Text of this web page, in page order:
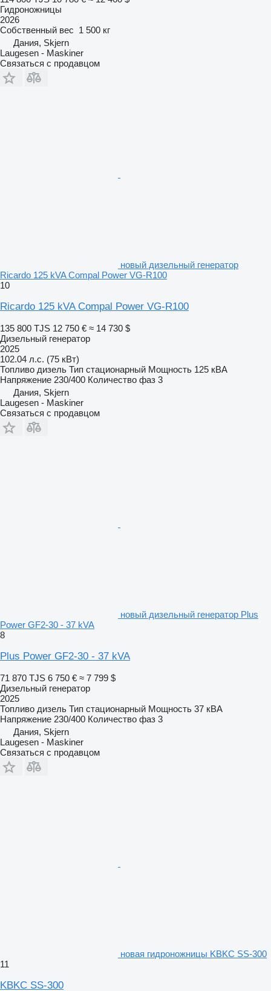
Гидроножницы
2026
Собственный вес 1 500 кг
Дания, Skjern
Laugesen - Maskiner
Связаться с продавцом
новый дизельный генератор
Ricardo 125 kVA Compal Power VG-R100
10
Ricardo 125 kVA Compal Power VG-R100
135 800 TJS 12 750 € ≈ 14 730 $
Дизельный генератор
2025
102.04 л.с. (75 кВт)
Топливо дизель Тип стационарный Мощность 125 кВА
Напряжение 230/400 Количество фаз 3
Дания, Skjern
Laugesen - Maskiner
Связаться с продавцом
новый дизельный генератор Plus
Power GF2-30 - 37 kVA
8
Plus Power GF2-30 - 37 kVA
71 870 TJS 6 750 € ≈ 7 799 $
Дизельный генератор
2025
Топливо дизель Тип стационарный Мощность 37 кВА
Напряжение 230/400 Количество фаз 3
Дания, Skjern
Laugesen - Maskiner
Связаться с продавцом
новая гидроножницы KBKC SS-300
11
KBKC SS-300